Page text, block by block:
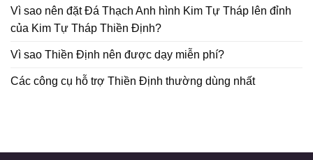
Vì sao nên đặt Đá Thạch Anh hình Kim Tự Tháp lên đỉnh
của Kim Tự Tháp Thiền Định?
Vì sao Thiền Định nên được dạy miễn phí?
Các công cụ hỗ trợ Thiền Định thường dùng nhất